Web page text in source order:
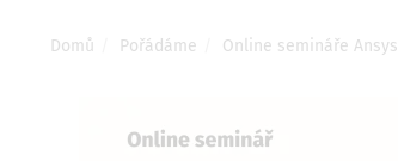
Drobečková
Domů Pořádáme Online semináře Ansys